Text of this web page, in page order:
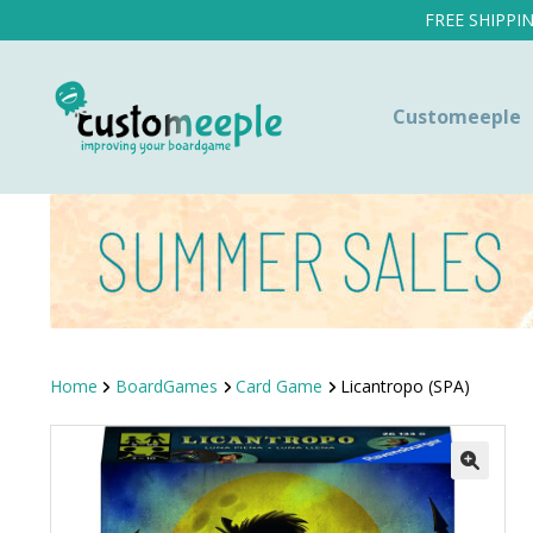
FREE
Customeeple
Home BoardGames Card Game Licantropo (SPA)
SALE!